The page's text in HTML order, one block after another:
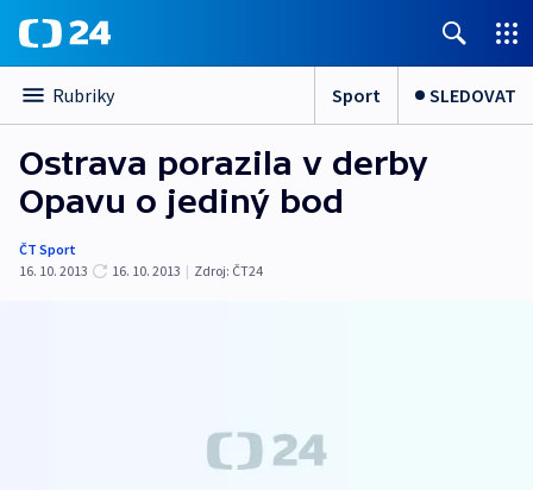
Rubriky Sport SLEDOVAT
Ostrava porazila v derby
Opavu o jediný bod
ČT Sport
16. 10. 2013
16. 10. 2013 | Zdroj: ČT24